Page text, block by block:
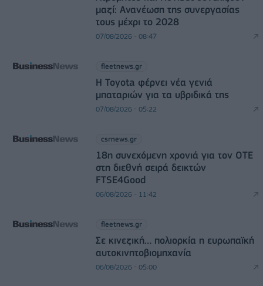
μαζί: Ανανέωση της συνεργασίας
τους μέχρι το 2028
07/08/2026 - 08:47
fleetnews.gr
Η Toyota φέρνει νέα γενιά
μπαταριών για τα υβριδικά της
07/08/2026 - 05:22
csrnews.gr
18η συνεχόμενη χρονιά για τον ΟΤΕ
στη διεθνή σειρά δεικτών
FTSE4Good
06/08/2026 - 11:42
fleetnews.gr
Σε κινεζική… πολιορκία η ευρωπαϊκή
αυτοκινητοβιομηχανία
06/08/2026 - 05:00